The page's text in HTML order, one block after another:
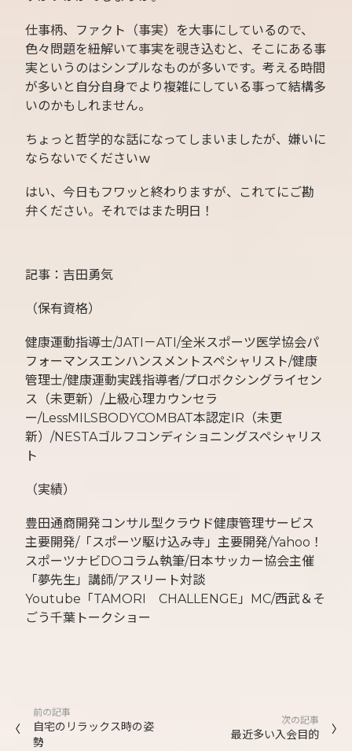
仕事柄、ファクト（事実）を大事にしているので、
色々問題を紐解いて事実を覗き込むと、そこにある事
実というのはシンプルなものが多いです。考える時間
が多いと自分自身でより複雑にしている事って結構多
いのかもしれません。
ちょっと哲学的な話になってしまいましたが、嫌いに
ならないでくださいｗ
はい、今日もフワッと終わりますが、これてにご勘
弁ください。それではまた明日！
記事：吉田勇気
（保有資格）
健康運動指導士/JATI－ATI/全米スポーツ医学協会パ
フォーマンスエンハンスメントスペシャリスト/健康
管理士/健康運動実践指導者/プロボクシングライセン
ス（未更新）/上級心理カウンセラ
ー/LessMILSBODYCOMBAT本認定IR（未更
新）/NESTAゴルフコンディショニングスペシャリス
ト
（実績）
豊田通商開発コンサル型クラウド健康管理サービス
主要開発/「スポーツ駆け込み寺」主要開発/Yahoo！
スポーツナビDOコラム執筆/日本サッカー協会主催
「夢先生」講師/アスリート対談
Youtube「TAMORI CHALLENGE」MC/西武＆そ
ごう千葉トークショー
稿
前の記事
自宅のリラックス時の姿
勢
次の記事
最近多い入会目的